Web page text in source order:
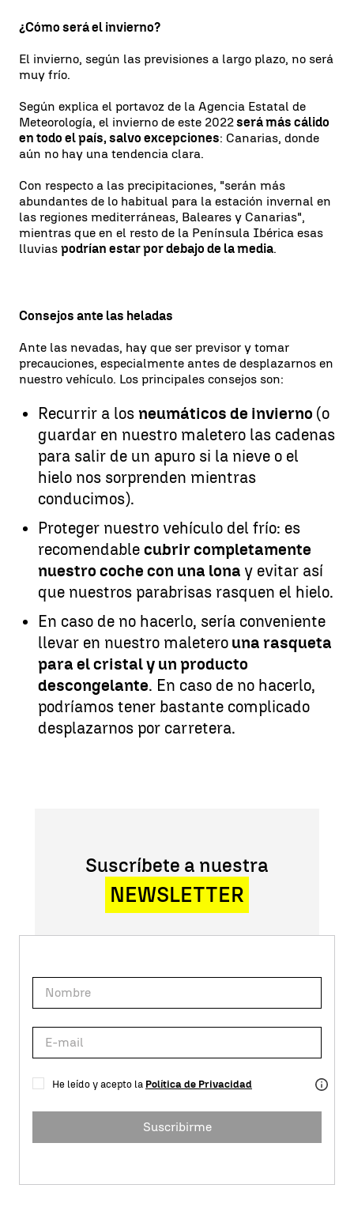
¿Cómo será el invierno?
El invierno, según las previsiones a largo plazo, no será
muy frío.
Según explica el portavoz de la Agencia Estatal de
Meteorología, el invierno de este 2022será más cálido
en todo el país, salvo excepciones: Canarias, donde
aún no hay una tendencia clara.
Con respecto a las precipitaciones, "serán más
abundantes de lo habitual para la estación invernal en
las regiones mediterráneas, Baleares y Canarias",
mientras que en el resto de la Península Ibérica esas
lluvias podrían estar por debajo de la media.
Consejos ante las heladas
Ante las nevadas, hay que ser previsor y tomar
precauciones, especialmente antes de desplazarnos en
nuestro vehículo. Los principales consejos son:
Recurrir a los neumáticos de invierno (o
guardar en nuestro maletero las cadenas
para salir de un apuro si la nieve o el
hielo nos sorprenden mientras
conducimos).
Proteger nuestro vehículo del frío: es
recomendable cubrir completamente
nuestro coche con una lona y evitar así
que nuestros parabrisas rasquen el hielo.
En caso de no hacerlo, sería conveniente
llevar en nuestro maletero una rasqueta
para el cristal y un producto
descongelante. En caso de no hacerlo,
podríamos tener bastante complicado
desplazarnos por carretera.
Suscríbete a nuestra
NEWSLETTER
He leído y acepto la Política de Privacidad
Suscribirme